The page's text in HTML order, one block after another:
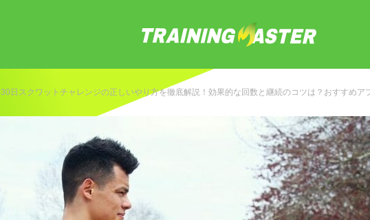
30日スクワットチャレンジの正しいやり方を徹底解説！効果的な回数と継続のコツは？おすすめア